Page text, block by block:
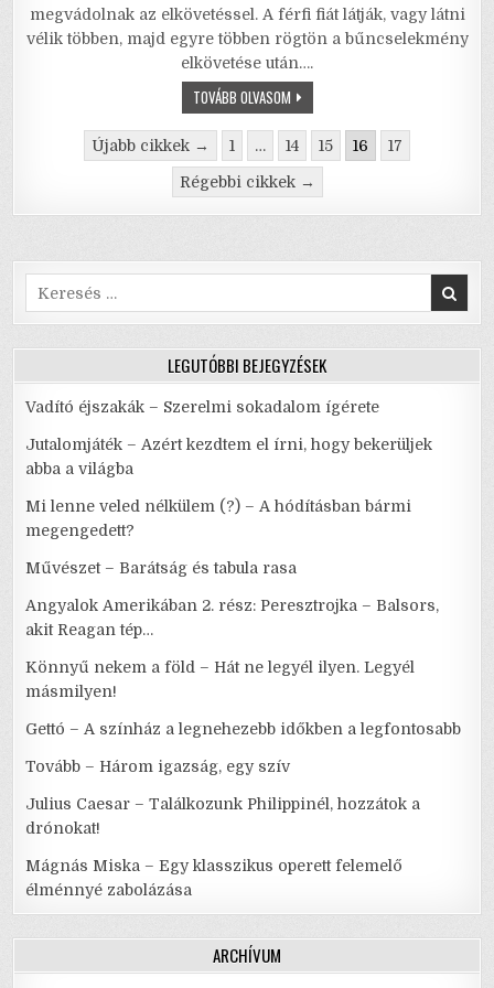
e
b
o
k
te
r
l
l
s
p
e
megvádolnak az elkövetéssel. A férfi fiát látják, vagy látni
vélik többen, majd egyre többen rögtön a bűncselekmény
elkövetése után….
TOVÁBB OLVASOM12
DÜHÖS
EMBER
Bejegyzés
navigáció
Újabb cikkek → 1 … 14 15 16 17
Régebbi cikkek →
Search
for:
LEGUTÓBBI BEJEGYZÉSEK
Vadító éjszakák – Szerelmi sokadalom ígérete
Jutalomjáték – Azért kezdtem el írni, hogy bekerüljek
abba a világba
Mi lenne veled nélkülem (?) – A hódításban bármi
megengedett?
Művészet – Barátság és tabula rasa
Angyalok Amerikában 2. rész: Peresztrojka – Balsors,
akit Reagan tép…
Könnyű nekem a föld – Hát ne legyél ilyen. Legyél
másmilyen!
Gettó – A színház a legnehezebb időkben a legfontosabb
Tovább – Három igazság, egy szív
Julius Caesar – Találkozunk Philippinél, hozzátok a
drónokat!
Mágnás Miska – Egy klasszikus operett felemelő
élménnyé zabolázása
ARCHÍVUM